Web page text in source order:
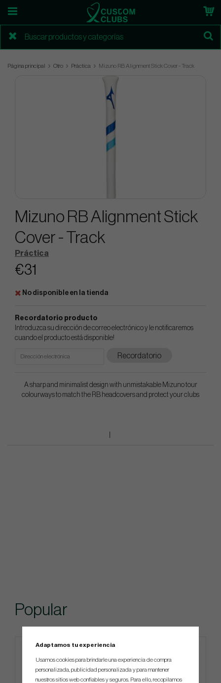
Página principal Otro Práctica Mizuno RB Alignment Stick Cover - Track
Mizuno RB Alignment Stick
Cover - Track
Práctica
€31
No disponible en la tienda
Recordatorio producto
Introduzca su dirección de correo electrónico y le notificaremos
cuando el producto está disponible!
Recordatorio
A sharp and minimalist design with unmistakable Mizuno tour
colourways to match the RB headcovers and protect your clubs
Popular
Adaptamos tu experiencia
Usamos cookies para brindarle una experiencia de compra
personalizada, publicidad personalizada y para mantener
nuestros sitios web confiables y seguros. Para ello, recopilamos